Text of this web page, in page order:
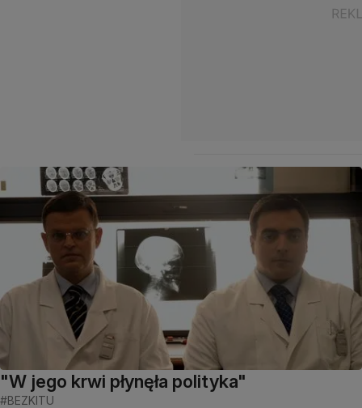
"W jego krwi płynęła polityka"
#BEZKITU